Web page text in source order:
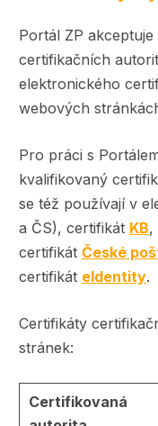
Portál ZP
certifikačních
elektronického
webových
Pro práci s
kvalifikovaný
se též používají v
a ČS), certifikát KB,
certifikát České
certifikát eIdentity.
Certifikáty
stránek:
Certifikovaná